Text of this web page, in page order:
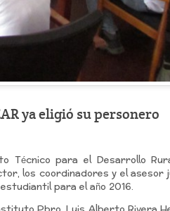
ya eligió su personero
Técnico para el Desarrollo
los coordinadores y el asesor
para el año 2016.